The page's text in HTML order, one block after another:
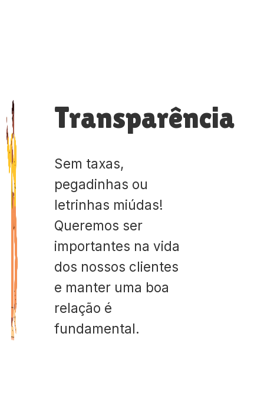
Transparência
Sem taxas,
pegadinhas ou
letrinhas miúdas!
Queremos ser
importantes na vida
dos nossos clientes
e manter uma boa
relação é
fundamental.